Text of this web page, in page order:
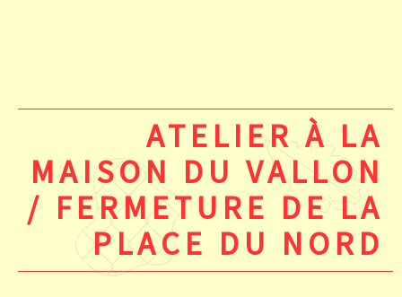
ATELIER À LA
MAISON DU VALLON
/ FERMETURE DE LA
PLACE DU NORD